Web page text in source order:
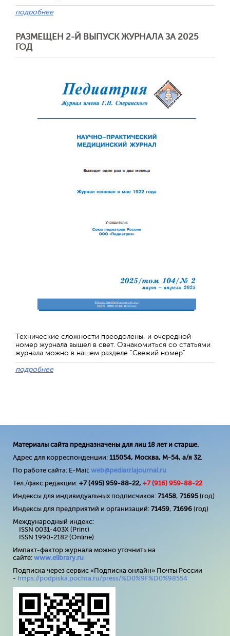
подробнее
РАЗМЕЩЕН 2-Й ВЫПУСК ЖУРНАЛА ЗА 2025
ГОД
Технические сложности преодолены, и очередной
номер журнала вышел в свет. Ознакомиться со статьями
журнала можно в нашем разделе "Свежий номер"
подробнее
Материалы сайта предназначены для лиц 18 лет и старше.
Адрес для корреспонденции: 115054, Москва, М-54, а/я 32.
По работе сайта: E-Mail: web@pediatriajournal.ru
Тел./факс редакции: +7 (495) 959-88-22, +7 (916) 959-88-22
Индексы для индивидуальных подписчиков: 71458, 71695(год)
Индексы для предприятий и организаций: 71459, 71696 (год)
Международный индекс:
ISSN 0031-403X (Print)
ISSN 1990-2182 (Online)
Импакт-фактор журнала можно уточнить на
сайте: www.elibrary.ru
Подписка через сервис «Подписка онлайн» Почты России
- https://podpiska.pochta.ru/press/%D0%9F%D0%98554